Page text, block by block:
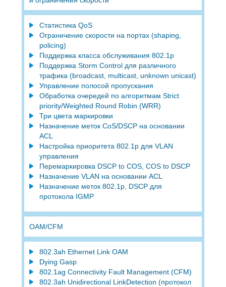
Статистика QoS
Ограничение скорости на портах (shaping,
policing)
Поддержка класса обслуживания 802.1p
Поддержка Storm Control для различного
трафика (broadcast, multicast, unknown unicast)
Управление полосой пропускания
Обработка очередей по алгоритмам Strict
priority/Weighted Round Robin (WRR)
Три цвета маркировки
Назначение меток CoS/DSCP на основании
ACL
Настройка приоритета 802.1p для VLAN
управления
Перемаркировка DSCP to COS, COS to DSCP
Назначение VLAN на основании ACL
Назначение меток 802.1p, DSCP для
протокола IGMP
ОАМ/CFM
802.3ah Ethernet Link OAM
Dying Gasp
802.1ag Connectivity Fault Management (CFM)
802.3ah Unidirectional LinkDetection (протокол